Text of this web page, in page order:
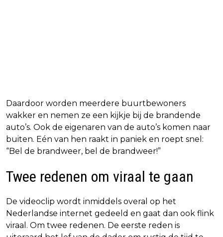
Daardoor worden meerdere buurtbewoners
wakker en nemen ze een kijkje bij de brandende
auto’s. Ook de eigenaren van de auto’s komen naar
buiten. Eén van hen raakt in paniek en roept snel:
“Bel de brandweer, bel de brandweer!”
Twee redenen om viraal te gaan
De videoclip wordt inmiddels overal op het
Nederlandse internet gedeeld en gaat dan ook flink
viraal. Om twee redenen. De eerste reden is